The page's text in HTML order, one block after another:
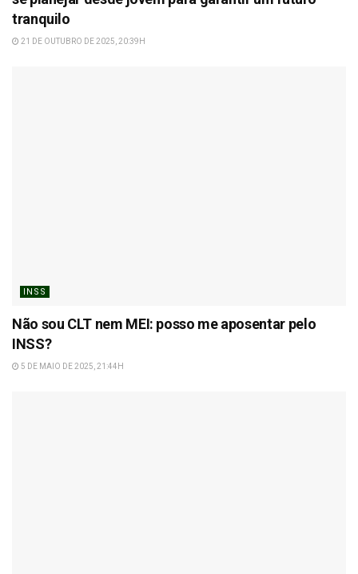
tranquilo
21 DE OUTUBRO DE 2025, 20:39H
INSS
Não sou CLT nem MEI: posso me aposentar pelo
INSS?
5 DE MAIO DE 2025, 21:44H